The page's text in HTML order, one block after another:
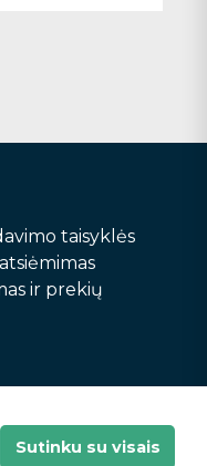
taisyklės
ir prekių
Sutinku su visais